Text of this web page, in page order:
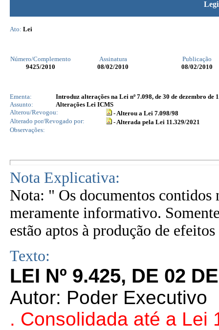
Ato: Lei
Número/Complemento Assinatura
Publicação
9425/2010 08/02/2010 08/02/2010
Ementa:
Introduz alterações na Lei nº 7.098, de 30 de dezembro de
Assunto:
Alterações Lei ICMS
Alterou/Revogou:
- Alterou a Lei 7.098/98
Alterado por/Revogado por:
- Alterada pela Lei 11.329/2021
Observações:
Nota Explicativa:
Nota: " Os documentos contidos
meramente informativo.
estão aptos à produção de
Texto:
LEI Nº 9.425, DE 02
Autor: Poder Executivo
. Consolidada até a Lei